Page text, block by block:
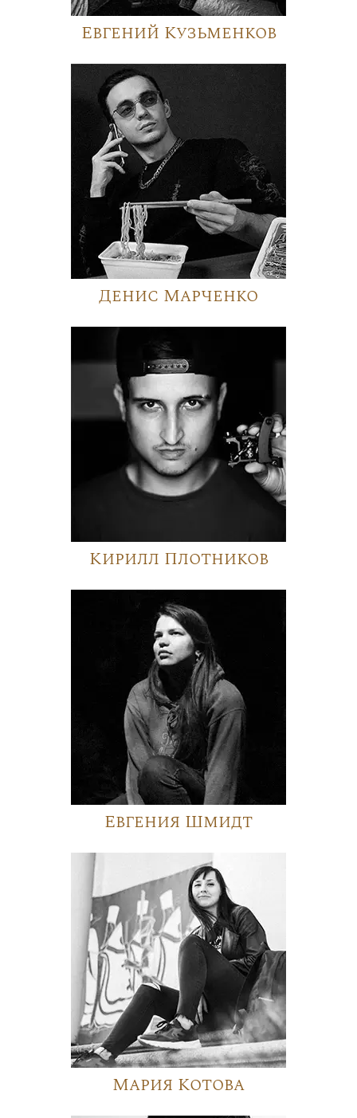
Евгений Кузьменков
Денис Марченко
Кирилл Плотников
Евгения Шмидт
Мария Котова